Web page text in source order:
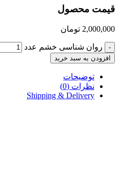
قیمت محصول
2,000,000 تومان
- روان شناسی خشم عدد
افزودن به سبد خرید
توضیحات
نظرات (0)
Shipping & Delivery